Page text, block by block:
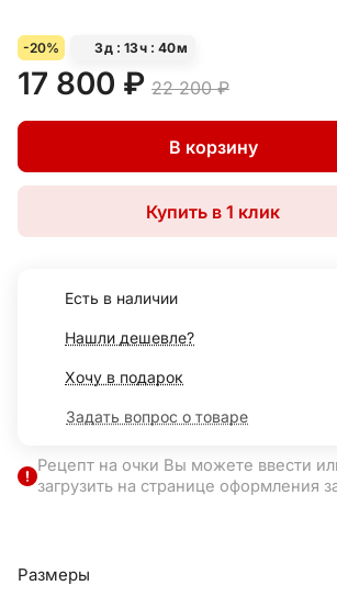
-20% 3д 13ч 40м
17 800 ₽ 22 200 ₽
В корзину
Купить в 1 клик
Есть в наличии
Нашли дешевле?
Хочу в подарок
Задать вопрос о товаре
Рецепт на очки Вы можете ввести
загрузить на странице оформления
Размеры